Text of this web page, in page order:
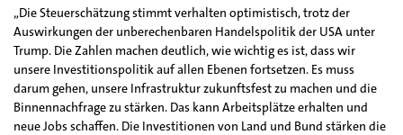
„Die Steuerschätzung stimmt verhalten optimistisch, trotz der
Auswirkungen der unberechenbaren Handelspolitik der USA unter
Trump. Die Zahlen machen deutlich, wie wichtig es ist, dass wir
unsere Investitionspolitik auf allen Ebenen fortsetzen. Es muss
darum gehen, unsere Infrastruktur zukunftsfest zu machen und die
Binnennachfrage zu stärken. Das kann Arbeitsplätze erhalten und
neue Jobs schaffen. Die Investitionen von Land und Bund stärken die